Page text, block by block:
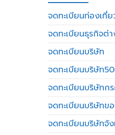
จดทะเบียนท่องเที่
จดทะเบียนธุรกิจต่
จดทะเบียนบริษัท
จดทะเบียนบริษัท
จดทะเบียนบริษัทกร
จดทะเบียนบริษัทข
จดทะเบียนบริษัทจั